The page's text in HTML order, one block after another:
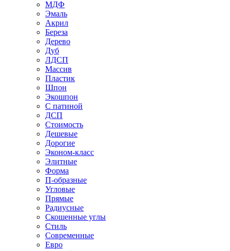
МДФ
Эмаль
Акрил
Береза
Дерево
Дуб
ЛДСП
Массив
Пластик
Шпон
Экошпон
С патиной
ДСП
Стоимость
Дешевые
Дорогие
Эконом-класс
Элитные
Форма
П-образные
Угловые
Прямые
Радиусные
Скошенные углы
Стиль
Современные
Евро